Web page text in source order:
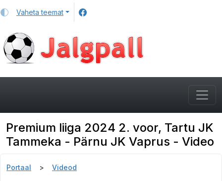
Vaheta teemat
Premium liiga 2024 2. voor, Tartu JK
Tammeka - Pärnu JK Vaprus - Video
Portaal Videod